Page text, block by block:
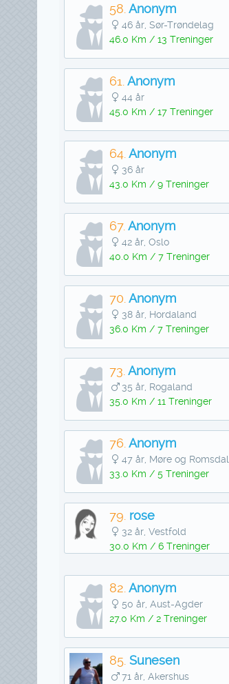
58. Anonym
46 år, Sør-Trøndelag
46.0 Km / 13 Treninger
61. Anonym
44 år
45.0 Km / 17 Treninger
64. Anonym
36 år
43.0 Km / 9 Treninger
67. Anonym
42 år, Oslo
40.0 Km / 7 Treninger
70. Anonym
38 år, Hordaland
36.0 Km / 7 Treninger
73. Anonym
35 år, Rogaland
35.0 Km / 11 Treninger
76. Anonym
47 år, Møre og Romsdal
33.0 Km / 5 Treninger
79. rose
32 år, Vestfold
30.0 Km / 6 Treninger
82. Anonym
50 år, Aust-Agder
27.0 Km / 2 Treninger
85. Sunesen
71 år, Akershus